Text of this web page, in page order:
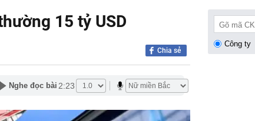
15 năm trên iPhone
dùng theo 1 cách rất khác
15 tỷ USD
Chia sẻ
Nghe đọc bài 2:23
Công ty